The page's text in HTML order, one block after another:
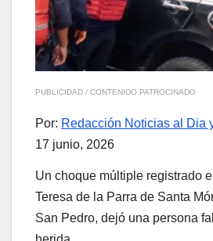
PUBLICIDAD / CONTENIDO PATROCINADO
Por: Redacción Noticias al Dia
17 junio, 2026
Un choque múltiple registrado
Teresa de la Parra de Santa
San Pedro, dejó una persona